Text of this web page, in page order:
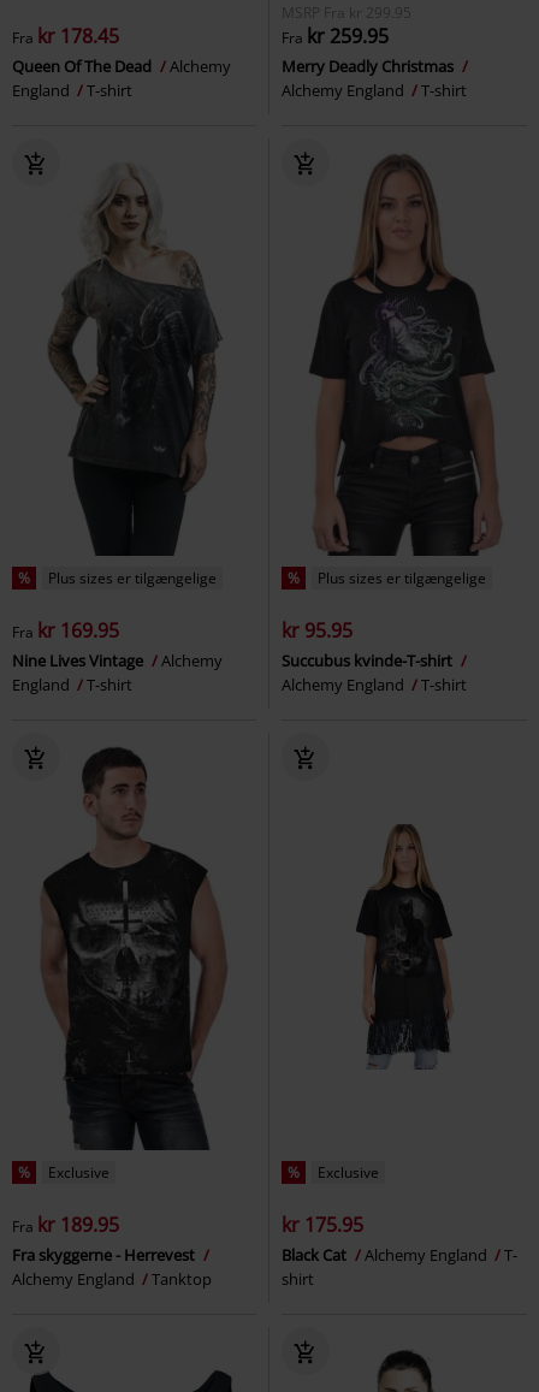
Fra kr 178.45
Queen Of The Dead
Alchemy
England
T-shirt
MSRP
Fra kr 299.95
Fra kr 259.95
Merry Deadly Christmas
Alchemy England
T-shirt
% Plus sizes er tilgængelige
Fra kr 169.95
Nine Lives Vintage
Alchemy
England
T-shirt
% Plus sizes er tilgængelige
kr 95.95
Succubus kvinde-T-shirt
Alchemy England
T-shirt
% Exclusive
Fra kr 189.95
Fra skyggerne - Herrevest
Alchemy England
Tanktop
% Exclusive
kr 175.95
Black Cat Alchemy England
T-
shirt